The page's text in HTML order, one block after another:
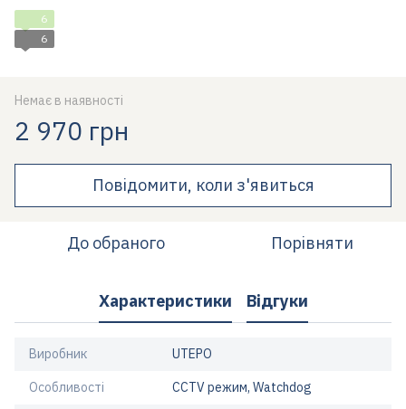
6
6
Немає в наявності
2 970 грн
Повідомити, коли з'явиться
До обраного Порівняти
Характеристики Відгуки
Виробник UTEPO
Особливості CCTV режим, Watchdog